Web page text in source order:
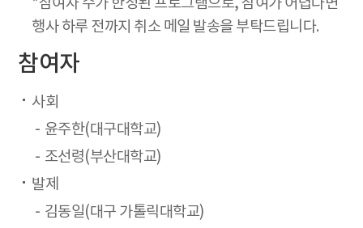
*참여자 수가 한정된 프로그램으로, 참여가 어렵다면
행사 하루 전까지 취소 메일 발송을 부탁드립니다.
참여자
사회
윤주한(대구대학교)
조선령(부산대학교)
발제
김동일(대구 가톨릭대학교)